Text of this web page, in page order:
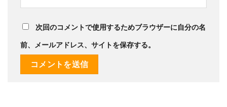
次回のコメントで使用するためブラウザーに自分の名
前、メールアドレス、サイトを保存する。